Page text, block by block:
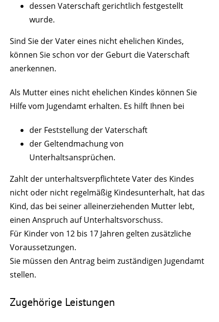
dessen Vaterschaft gerichtlich festgestellt
wurde.
Sind Sie der Vater eines nicht ehelichen Kindes,
können Sie schon vor der Geburt die Vaterschaft
anerkennen.
Als Mutter eines nicht ehelichen Kindes können Sie
Hilfe vom Jugendamt erhalten. Es hilft Ihnen bei
der Feststellung der Vaterschaft
der Geltendmachung von
Unterhaltsansprüchen.
Zahlt der unterhaltsverpflichtete Vater des Kindes
nicht oder nicht regelmäßig Kindesunterhalt, hat das
Kind, das bei seiner alleinerziehenden Mutter lebt,
einen Anspruch auf Unterhaltsvorschuss.
Für Kinder von 12 bis 17 Jahren gelten zusätzliche
Voraussetzungen.
Sie müssen den Antrag beim zuständigen Jugendamt
stellen.
Zugehörige Leistungen